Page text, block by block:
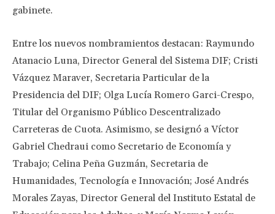
gabinete.
Entre los nuevos nombramientos destacan: Raymundo
Atanacio Luna, Director General del Sistema DIF; Cristi
Vázquez Maraver, Secretaria Particular de la
Presidencia del DIF; Olga Lucía Romero Garci-Crespo,
Titular del Organismo Público Descentralizado
Carreteras de Cuota. Asimismo, se designó a Víctor
Gabriel Chedraui como Secretario de Economía y
Trabajo; Celina Peña Guzmán, Secretaria de
Humanidades, Tecnología e Innovación; José Andrés
Morales Zayas, Director General del Instituto Estatal de